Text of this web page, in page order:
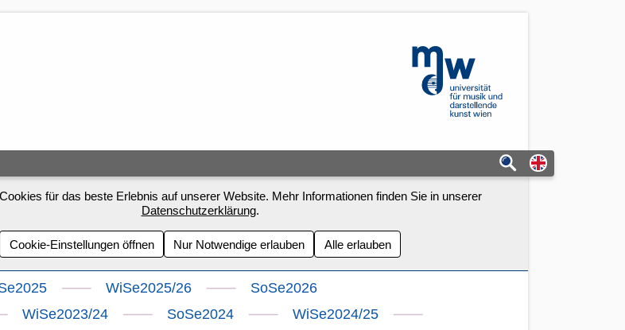
mdw - Homepage
Switch to
für das beste Erlebnis auf unserer Website. Mehr Informationen finden Sie in unserer
Datenschutzerklärung.
Cookie-Einstellungen öffnen Nur Notwendige erlauben Alle erlauben
⸺ WiSe2025/26 ⸺ SoSe2026
WiSe2023/24 ⸺ SoSe2024 ⸺ WiSe2024/25 ⸺